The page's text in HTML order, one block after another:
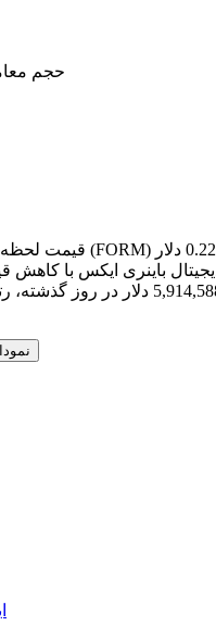
حجم معاملات ۲۴
دلار
باینری ایکس با کاهش
دلار در روز گذشته،